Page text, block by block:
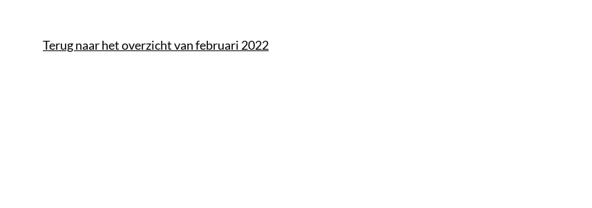
Terug naar het overzicht van februari 2022